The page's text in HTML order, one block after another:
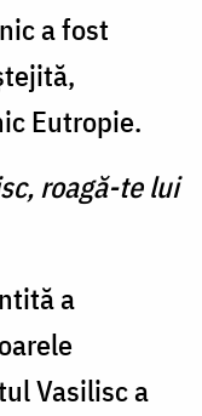
a fost
Eutropie.
roagă-te lui
a
Vasilisc a